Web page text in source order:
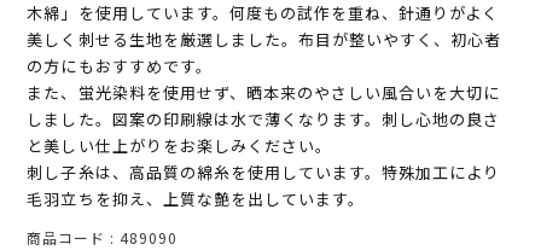
木綿」を使用しています。何度もの試作を重ね、針通りがよく
美しく刺せる生地を厳選しました。布目が整いやすく、初心者
の方にもおすすめです。
また、蛍光染料を使用せず、晒本来のやさしい風合いを大切に
しました。図案の印刷線は水で薄くなります。刺し心地の良さ
と美しい仕上がりをお楽しみください。
刺し子糸は、高品質の綿糸を使用しています。特殊加工により
毛羽立ちを抑え、上質な艶を出しています。
商品コード 489090